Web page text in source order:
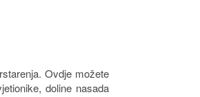
Ovdje možete
doline nasada